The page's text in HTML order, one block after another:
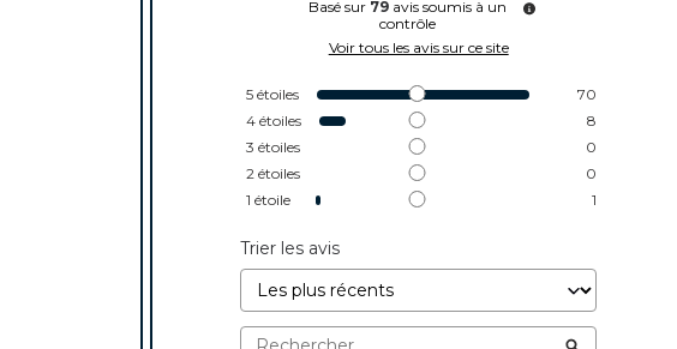
Basé sur 79 avis soumis à un
contrôle
Voir tous les avis sur ce site
5étoiles
70
4étoiles
8
3étoiles
0
2étoiles
0
1étoile 1
Trier les avis